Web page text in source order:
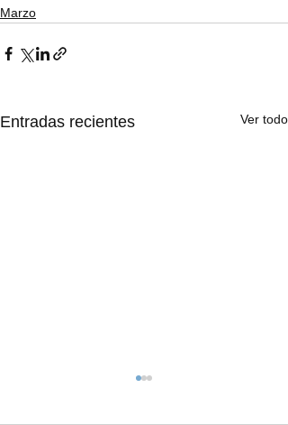
Marzo
Entradas recientes Ver todo